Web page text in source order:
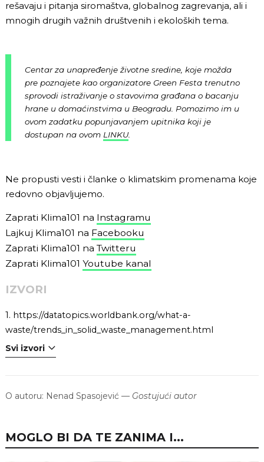
rešavaju i pitanja siromaštva, globalnog zagrevanja, ali i
mnogih drugih važnih društvenih i ekoloških tema.
Centar za unapređenje životne sredine, koje možda
pre poznajete kao organizatore Green Festa trenutno
sprovodi istraživanje o stavovima građana o bacanju
hrane u domaćinstvima u Beogradu. Pomozimo im u
ovom zadatku popunjavanjem upitnika koji je
dostupan na ovom LINKU.
Ne propusti vesti i članke o klimatskim promenama koje
redovno objavljujemo.
Zaprati Klima101 na Instagramu
Lajkuj Klima101 na Facebooku
Zaprati Klima101 na Twitteru
Zaprati Klima101 Youtube kanal
IZVORI
1. https://datatopics.worldbank.org/what-a-
waste/trends_in_solid_waste_management.html
Svi izvori
O autoru: Nenad Spasojević — Gostujući autor
MOGLO BI DA TE ZANIMA I...